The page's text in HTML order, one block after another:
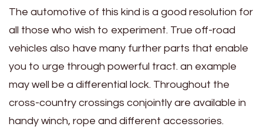
The automotive of this kind is a good resolution for
all those who wish to experiment. True off-road
vehicles also have many further parts that enable
you to urge through powerful tract. an example
may well be a differential lock. Throughout the
cross-country crossings conjointly are available in
handy winch, rope and different accessories.